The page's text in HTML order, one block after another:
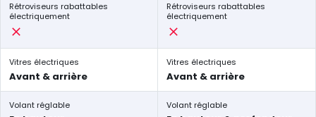
Rétroviseurs rabattables
électriquement
Rétroviseurs rabattables
électriquement
Vitres électriques
Avant & arrière
Vitres électriques
Avant & arrière
Volant réglable Volant réglable